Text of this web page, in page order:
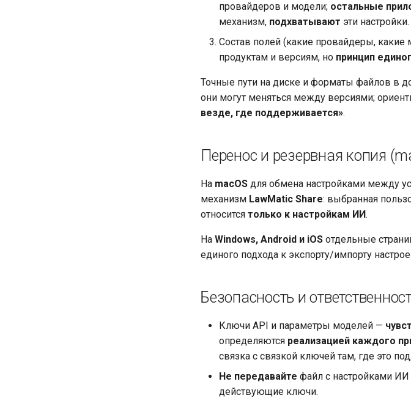
провайдеров и модели; остальные
механизм, подхватывают эти настройки.
Состав полей (какие провайдеры,
продуктам и версиям, но принцип
Точные пути на диске и форматы файлов в
они могут меняться между версиями;
везде, где поддерживается».
Перенос и резервная копия
На macOS для обмена настройками между
механизм LawMatic Share: выбранная
относится только к настройкам ИИ.
На Windows, Android и iOS отдельные
единого подхода к экспорту/импорту
Безопасность и
Ключи API и параметры моделей —
определяются реализацией каждого
связка с связкой ключей там, где это
Не передавайте файл с настройками
действующие ключи.